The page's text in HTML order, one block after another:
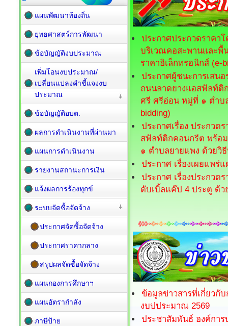
ประกาศประกวดราคา
บริเวณคอสะพานและพื้
ราคาอิเล็กทรอนิกส์ (e-
ประกาศผู้ชนะการเสนอ
ถนนลาดยางแอสฟัลท์ติ
ศรี ศรีอ่อน หมู่ที่ ๑ ตำบ
bidding)
ประกาศเรื่อง ประกวด
สฟัลท์ติกคอนกรีต พร้อ
๑ ตำบลยายแพง ด้วยวิ
ประกาศ เรื่องเผยแพร่
ประกาศ เรื่องประกวด
ดับเบิ้ลแค๊ป 4 ประตู ด้ว
ข้อมูลข่าวสารที่เกี่ยวกั
งบปประมาณ 2569
ประชาสัมพันธ์ องค์กา
แผนพัฒนาท้องถิ่น
ยุทธศาสตร์การพัฒนา
ข้อบัญญัติงบประมาณ
เพิ่มโอนงบประมาณ/
เปลี่ยนแปลงคำชี้แจงงบ
ประมาณ
ข้อบัญญัติอบต.
ผลการดำเนินงานที่ผ่านมา
แผนการดำเนินงาน
รายงานสถานะการเงิน
แจ้งผลการร้องทุกข์
ระบบจัดซื้อจัดจ้าง
ประกาศจัดซื้อจัดจ้าง
ประกาศราคากลาง
สรุปผลจัดซื้อจัดจ้าง
แผนกองการศึกษาฯ
แผนอัตรากำลัง
ภาษีป้าย